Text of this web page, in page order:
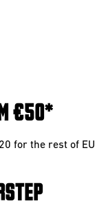
€50*
for the rest of EU